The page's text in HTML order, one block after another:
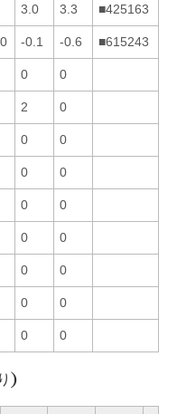
3.0 3.3 ■425163
-0.1 -0.6 ■615243
0 0
2 0
0 0
0 0
0 0
0 0
0 0
0 0
0 0
)